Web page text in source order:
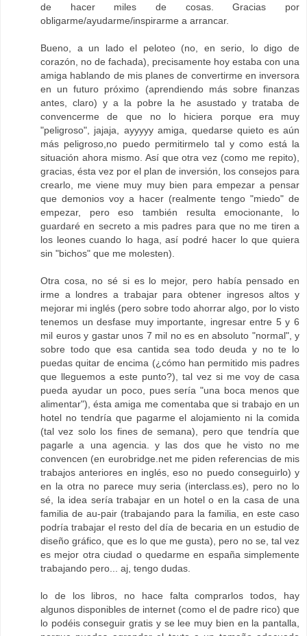
de hacer miles de cosas. Gracias por
obligarme/ayudarme/inspirarme a arrancar.
Bueno, a un lado el peloteo (no, en serio, lo digo de
corazón, no de fachada), precisamente hoy estaba con una
amiga hablando de mis planes de convertirme en inversora
en un futuro próximo (aprendiendo más sobre finanzas
antes, claro) y a la pobre la he asustado y trataba de
convencerme de que no lo hiciera porque era muy
"peligroso", jajaja, ayyyyy amiga, quedarse quieto es aún
más peligroso,no puedo permitirmelo tal y como está la
situación ahora mismo. Así que otra vez (como me repito),
gracias, ésta vez por el plan de inversión, los consejos para
crearlo, me viene muy muy bien para empezar a pensar
que demonios voy a hacer (realmente tengo "miedo" de
empezar, pero eso también resulta emocionante, lo
guardaré en secreto a mis padres para que no me tiren a
los leones cuando lo haga, así podré hacer lo que quiera
sin "bichos" que me molesten).
Otra cosa, no sé si es lo mejor, pero había pensado en
irme a londres a trabajar para obtener ingresos altos y
mejorar mi inglés (pero sobre todo ahorrar algo, por lo visto
tenemos un desfase muy importante, ingresar entre 5 y 6
mil euros y gastar unos 7 mil no es en absoluto "normal", y
sobre todo que esa cantida sea todo deuda y no te lo
puedas quitar de encima (¿cómo han permitido mis padres
que lleguemos a este punto?), tal vez si me voy de casa
pueda ayudar un poco, pues sería "una boca menos que
alimentar"), ésta amiga me comentaba que si trabajo en un
hotel no tendría que pagarme el alojamiento ni la comida
(tal vez solo los fines de semana), pero que tendría que
pagarle a una agencia. y las dos que he visto no me
convencen (en eurobridge.net me piden referencias de mis
trabajos anteriores en inglés, eso no puedo conseguirlo) y
en la otra no parece muy seria (interclass.es), pero no lo
sé, la idea sería trabajar en un hotel o en la casa de una
familia de au-pair (trabajando para la familia, en este caso
podría trabajar el resto del día de becaria en un estudio de
diseño gráfico, que es lo que me gusta), pero no se, tal vez
es mejor otra ciudad o quedarme en españa simplemente
trabajando pero... aj, tengo dudas.
lo de los libros, no hace falta comprarlos todos, hay
algunos disponibles de internet (como el de padre rico) que
lo podéis conseguir gratis y se lee muy bien en la pantalla,